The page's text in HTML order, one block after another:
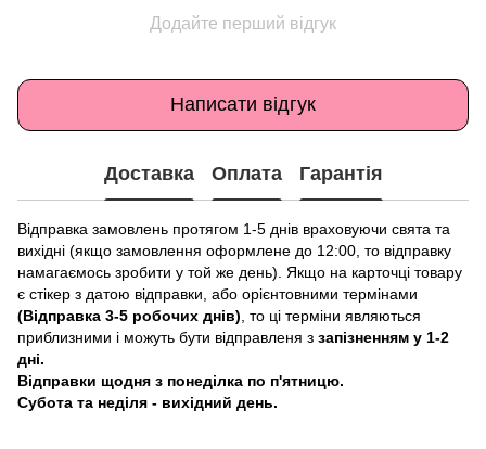
Додайте перший відгук
Написати відгук
Доставка Оплата Гарантія
Відправка замовлень протягом 1-5 днів враховуючи свята та
вихідні (якщо замовлення оформлене до 12:00, то відправку
намагаємось зробити у той же день). Якщо на карточці товару
є стікер з датою відправки, або орієнтовними термінами
(Відправка 3-5 робочих днів) , то ці терміни являються
приблизними і можуть бути відправленя з запізненням у 1-2
дні.
Відправки щодня з понеділка по п'ятницю.
Субота та неділя - вихідний день.